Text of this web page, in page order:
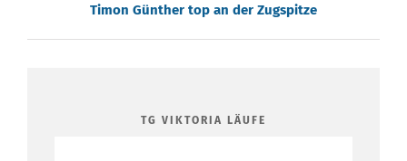
Timon Günther top an der Zugspitze
TG VIKTORIA LÄUFE